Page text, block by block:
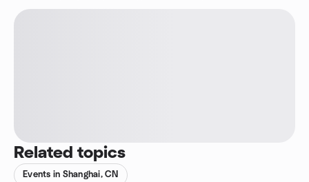
Related topics
Events in Shanghai, CN